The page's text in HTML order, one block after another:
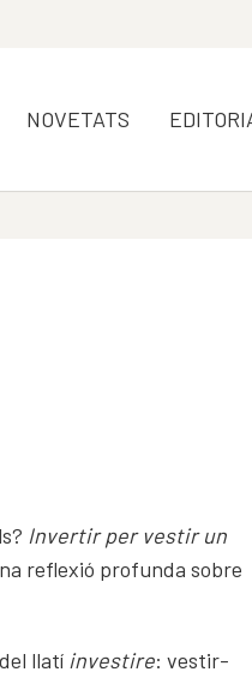
NOVETATS
Invertir per vestir un
reflexió profunda sobre
llatí investire: vestir-